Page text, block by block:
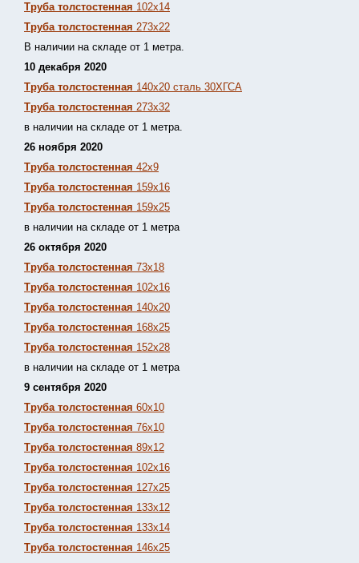
Труба толстостенная 102х14
Труба толстостенная 273х22
В наличии на складе от 1 метра.
10 декабря 2020
Труба толстостенная 140х20 сталь 30ХГСА
Труба толстостенная 273х32
в наличии на складе от 1 метра.
26 ноября 2020
Труба толстостенная 42х9
Труба толстостенная 159х16
Труба толстостенная 159х25
в наличии на складе от 1 метра
26 октября 2020
Труба толстостенная 73х18
Труба толстостенная 102х16
Труба толстостенная 140х20
Труба толстостенная 168х25
Труба толстостенная 152х28
в наличии на складе от 1 метра
9 сентября 2020
Труба толстостенная 60х10
Труба толстостенная 76х10
Труба толстостенная 89х12
Труба толстостенная 102х16
Труба толстостенная 127х25
Труба толстостенная 133х12
Труба толстостенная 133х14
Труба толстостенная 146х25